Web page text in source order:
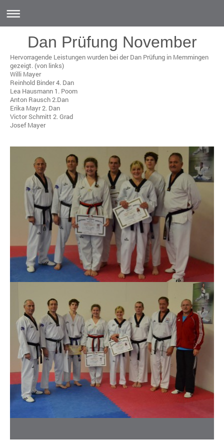
Dan Prüfung November
Hervorragende Leistungen wurden bei der Dan Prüfung in Memmingen
gezeigt. (von links)
Willi Mayer
Reinhold Binder 4. Dan
Lea Hausmann 1. Poom
Anton Rausch 2.Dan
Erika Mayr 2. Dan
Victor Schmitt 2. Grad
Josef Mayer